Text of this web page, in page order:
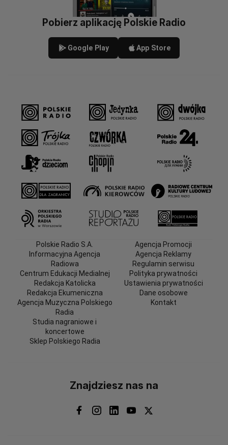
Pobierz aplikację Polskie Radio
Google Play App Store
Polskie Radio S.A.
Informacyjna Agencja
Radiowa
Centrum Edukacji Medialnej
Redakcja Katolicka
Redakcja Ekumeniczna
Agencja Muzyczna Polskiego
Radia
Studia nagraniowe i
koncertowe
Sklep Polskiego Radia
Agencja Promocji
Agencja Reklamy
Regulamin serwisu
Polityka prywatności
Ustawienia prywatności
Dane osobowe
Kontakt
Znajdziesz nas na